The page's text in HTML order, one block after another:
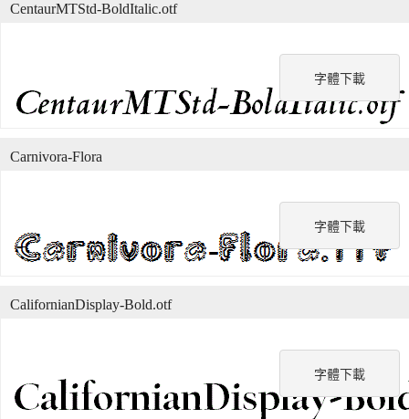
字體下載
CentaurMTStd-BoldItalic.otf
字體下載
Carnivora-Flora
字體下載
CalifornianDisplay-Bold.otf